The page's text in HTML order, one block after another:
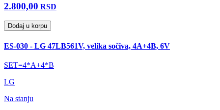
2.800,00 RSD
Dodaj u korpu
ES-030 - LG 47LB561V, velika sočiva, 4A+4B, 6V
SET=4*A+4*B
LG
Na stanju